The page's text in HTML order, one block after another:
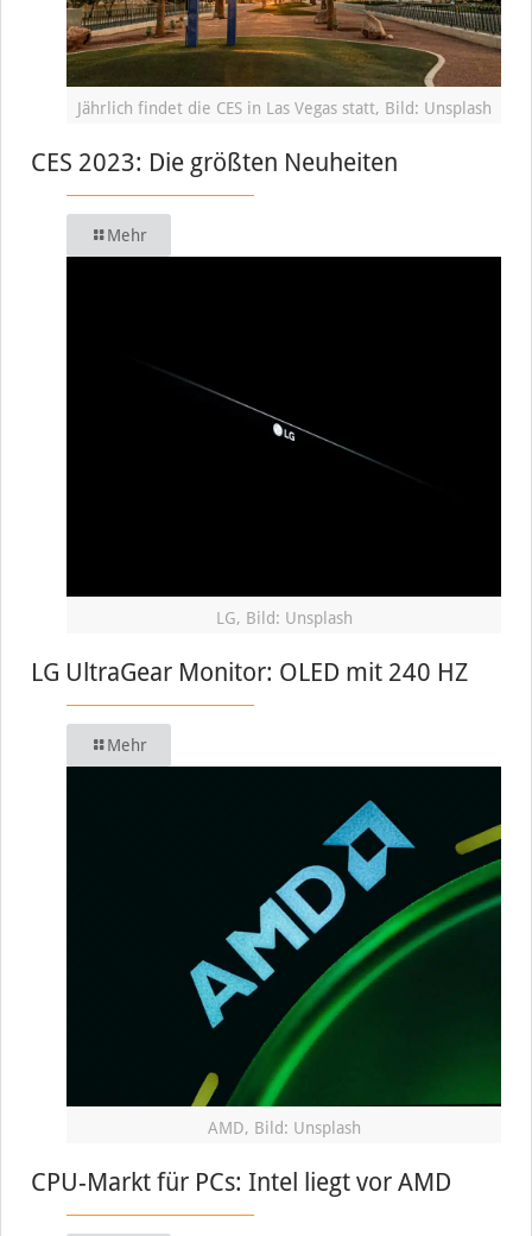
Jährlich findet die CES in Las Vegas statt, Bild: Unsplash
CES 2023: Die größten Neuheiten
Mehr
LG, Bild: Unsplash
LG UltraGear Monitor: OLED mit 240 HZ
Mehr
AMD, Bild: Unsplash
CPU-Markt für PCs: Intel liegt vor AMD